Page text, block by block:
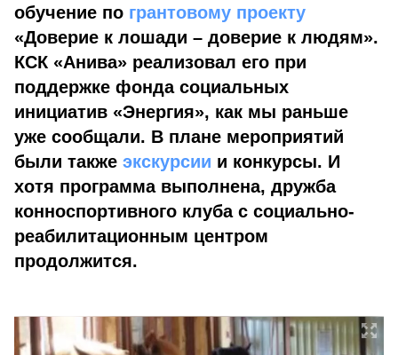
обучение по грантовому проекту
«Доверие к лошади – доверие к людям».
КСК «Анива» реализовал его при
поддержке фонда социальных
инициатив «Энергия», как мы раньше
уже сообщали. В плане мероприятий
были также экскурсии и конкурсы. И
хотя программа выполнена, дружба
конноспортивного клуба с социально-
реабилитационным центром
продолжится.